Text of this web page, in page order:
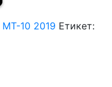
MT-10 2019 Етикет: